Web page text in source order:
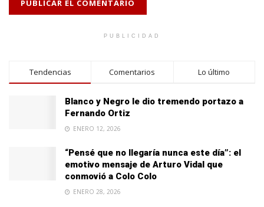
PUBLICIDAD
Tendencias Comentarios Lo último
Blanco y Negro le dio tremendo portazo a
Fernando Ortiz
ENERO 12, 2026
“Pensé que no llegaría nunca este día”: el
emotivo mensaje de Arturo Vidal que
conmovió a Colo Colo
ENERO 28, 2026